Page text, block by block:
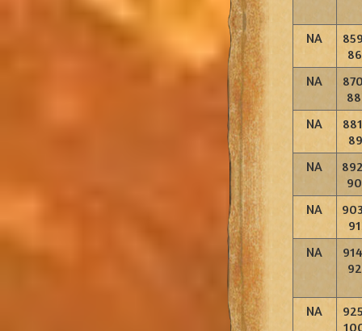
NA
NA
NA
NA
NA
NA
NA